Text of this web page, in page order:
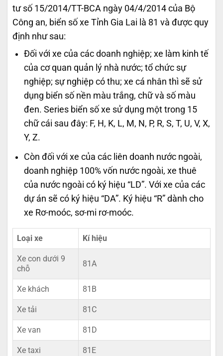
tư số 15/2014/TT-BCA ngày 04/4/2014 của Bộ
Công an, biển số xe Tỉnh Gia Lai là 81 và được quy
định như sau:
Đối với xe của các doanh nghiệp; xe làm kinh tế
của cơ quan quản lý nhà nước; tổ chức sự
nghiệp; sự nghiệp có thu; xe cá nhân thì sẽ sử
dụng biển số nền màu trắng, chữ và số màu
đen. Series biển số xe sử dụng một trong 15
chữ cái sau đây: F, H, K, L, M, N, P, R, S, T, U, V, X,
Y, Z.
Còn đối với xe của các liên doanh nước ngoài,
doanh nghiệp 100% vốn nước ngoài, xe thuê
của nước ngoài có ký hiệu “LD”. Với xe của các
dự án sẽ có ký hiệu “DA”. Ký hiệu “R” dành cho
xe Rơ-moóc, sơ-mi rơ-moóc.
Loại xe Kí hiệu
Xe con dưới 9
chỗ
81A
Xe khách 81B
Xe tải 81C
Xe van 81D
Xe taxi 81E